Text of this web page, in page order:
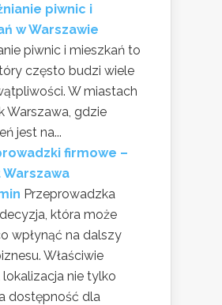
piwnic i
w Warszawie
piwnic i mieszkań to
często budzi wiele
W miastach
Warszawa, gdzie
jest na...
firmowe –
Przeprowadzka
która może
wpłynąć na dalszy
Właściwie
nie tylko
dostępność dla